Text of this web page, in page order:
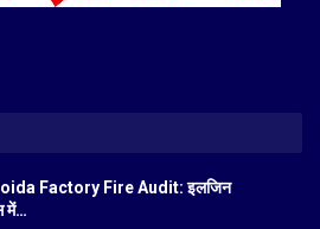
Factory Fire Audit: इलजिन
में…